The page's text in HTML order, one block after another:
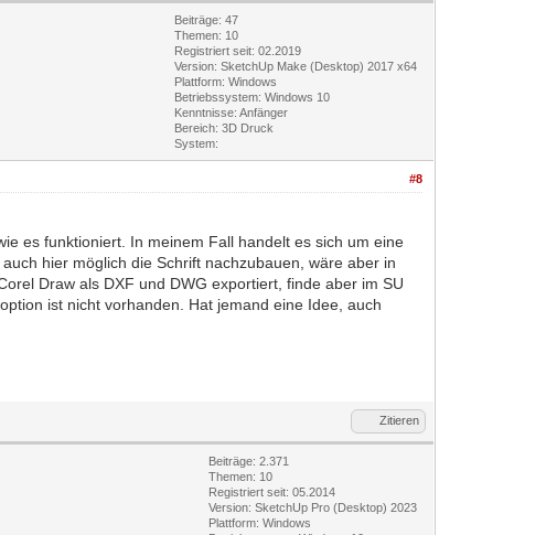
Beiträge: 47
Themen: 10
Registriert seit: 02.2019
Version: SketchUp Make (Desktop) 2017 x64
Plattform: Windows
Betriebssystem: Windows 10
Kenntnisse: Anfänger
Bereich: 3D Druck
System:
#8
es funktioniert. In meinem Fall handelt es sich um eine
hier möglich die Schrift nachzubauen, wäre aber in
Draw als DXF und DWG exportiert, finde aber im SU
ist nicht vorhanden. Hat jemand eine Idee, auch
Zitieren
Beiträge: 2.371
Themen: 10
Registriert seit: 05.2014
Version: SketchUp Pro (Desktop) 2023
Plattform: Windows